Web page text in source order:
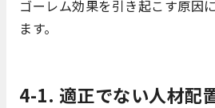
ゴーレム効果を引き起こす原因
ます。
4-1. 適正でない人材配